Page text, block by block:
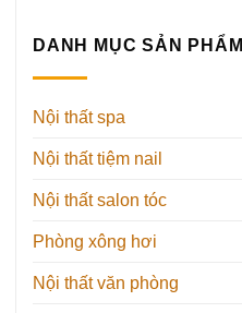
DANH MỤC SẢN PHẨM
Nội thất spa
Nội thất tiệm nail
Nội thất salon tóc
Phòng xông hơi
Nội thất văn phòng